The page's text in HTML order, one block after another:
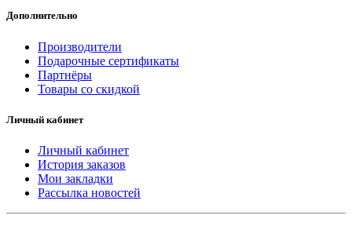
Дополнительно
Производители
Подарочные сертификаты
Партнёры
Товары со скидкой
Личный кабинет
Личный кабинет
История заказов
Мои закладки
Рассылка новостей